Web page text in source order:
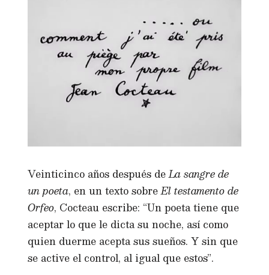
Veinticinco años después deLa sangre de
un poeta, en un texto sobreEl testamento de
Orfeo, Cocteau escribe: “Un poeta tiene que
aceptar lo que le dicta su noche, así como
quien duerme acepta sus sueños. Y sin que
se active el control, al igual que estos”.